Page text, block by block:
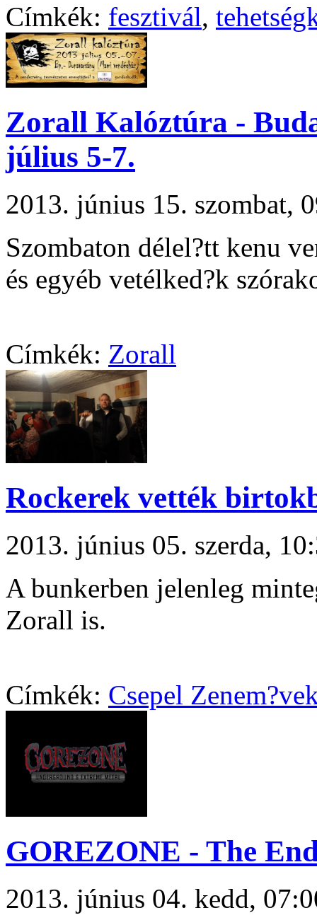
Címkék: fesztivál,
Zorall Kalóztúra -
július 5-7.
2013. június 15.
Szombaton délel?tt kenu
és egyéb vetélked?k
Címkék: Zorall
Rockerek vették
2013. június 05. szerda,
A bunkerben jelenleg
Zorall is.
Címkék: Csepel
GOREZONE - The
2013. június 04. kedd,